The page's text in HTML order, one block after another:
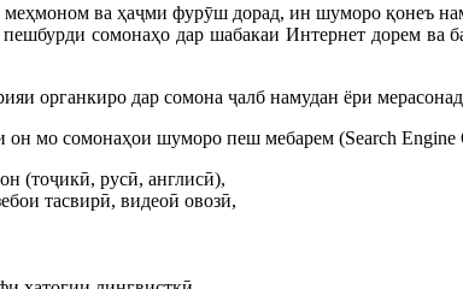
ва ҳаҷми фурӯш дорад, ин шуморо қонеъ
сомонаҳо дар шабакаи Интернет дорем
органкиро дар сомона ҷалб намудан ёри
мо сомонаҳои шуморо пеш мебарем (Search Engine
(тоҷикӣ, русӣ, англисӣ),
тасвирӣ, видеоӣ овозӣ,